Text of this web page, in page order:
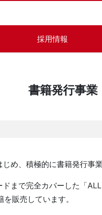
採用情報
書籍発行事業
め、積極的に書籍発行事業
まで完全カバーした「
販売しています。